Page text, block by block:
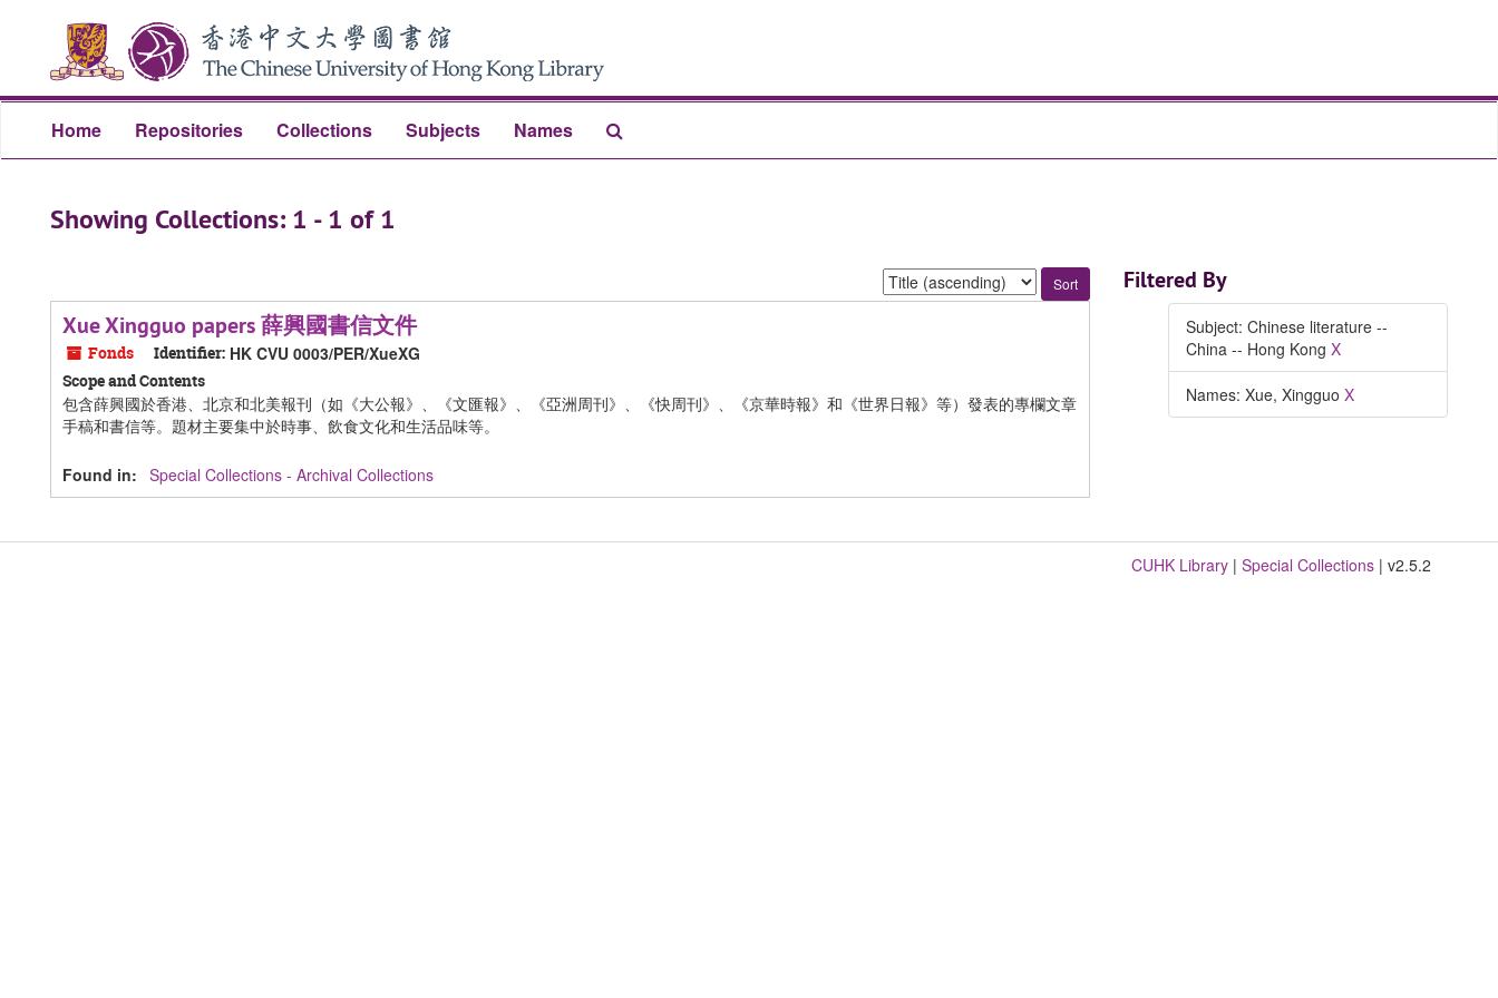
content
Home Repositories Collections Subjects Names
Showing Collections: 1 - 1 of 1
Sort
by:
Xue Xingguo papers 薛興國書信文件
Fonds Identifier: HK CVU 0003/PER/XueXG
Scope and Contents
包含薛興國於香港、北京和北美報刊（如《大公報》、《文匯報》、《亞洲周刊》、《快周刊》、《京華時報》和《世界日報》等）發表的專欄文章
手稿和書信等。題材主要集中於時事、飲食文化和生活品味等。
Found in: Special Collections - Archival Collections
Filtered By
Subject: Chinese literature --
China -- Hong Kong X
Names: Xue, Xingguo X
CUHK Library | Special Collections | v2.5.2